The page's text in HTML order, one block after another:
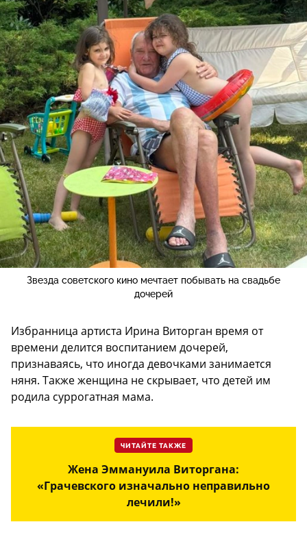
Звезда советского кино мечтает побывать на свадьбе
дочерей
Избранница артиста Ирина Виторган время от
времени делится воспитанием дочерей,
признаваясь, что иногда девочками занимается
няня. Также женщина не скрывает, что детей им
родила суррогатная мама.
ЧИТАЙТЕ ТАКЖЕ
Жена Эммануила Виторгана:
«Грачевского изначально неправильно
лечили!»